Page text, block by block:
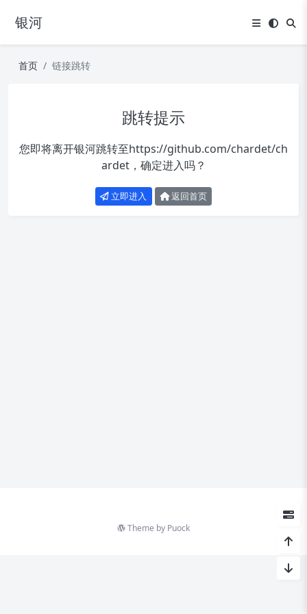
银河
首页 链接跳转
跳转提示
您即将离开银河跳转至https://github.com/chardet/ch
ardet，确定进入吗？
立即进入 返回首页
Theme by Puock